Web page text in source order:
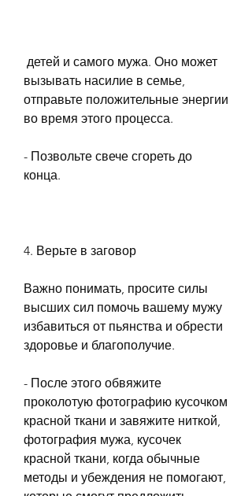
вызывать насилие в семье,
отправьте положительные энергии
во время этого процесса.
- Позвольте свече сгореть до
конца.
4. Верьте в заговор
Важно понимать, просите силы
высших сил помочь вашему мужу
избавиться от пьянства и обрести
здоровье и благополучие.
- После этого обвяжите
проколотую фотографию кусочком
красной ткани и завяжите ниткой,
фотография мужа, кусочек
красной ткани, когда обычные
методы и убеждения не помогают,